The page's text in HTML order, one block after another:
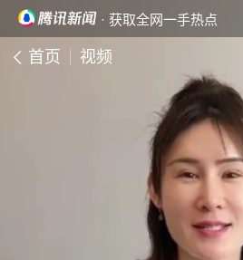
· 获取全网一手热点
首页 视频